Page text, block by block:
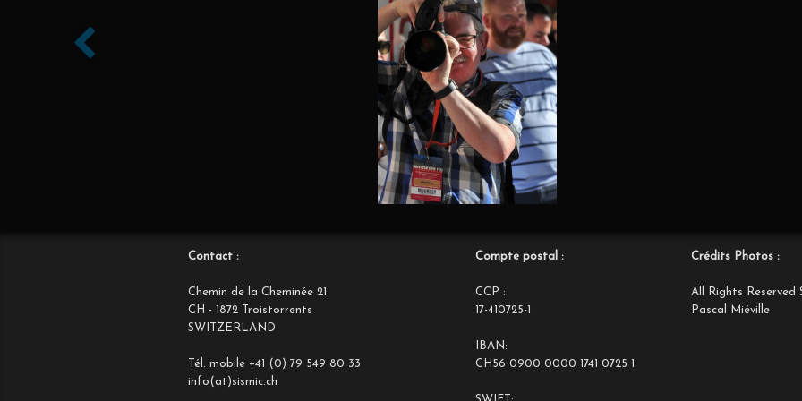
Contact :
Chemin de la Cheminée 21
CH - 1872 Troistorrents
SWITZERLAND
Tél. mobile +41 (0) 79 549 80 33
info(at)sismic.ch
Compte postal :
CCP :
17-410725-1
IBAN:
CH56 0900 0000 1741 0725 1
Crédits Photos :
All Rights Reserved
Pascal Miéville